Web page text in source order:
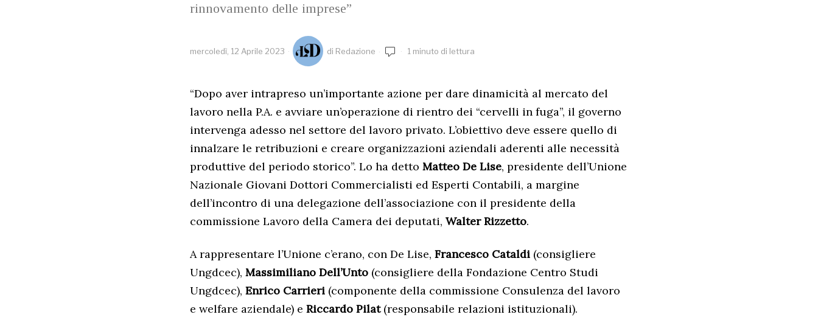
rinnovamento delle imprese”
mercoledì, 12 Aprile 2023 di Redazione 1 minuto di lettura
“Dopo aver intrapreso un’importante azione per dare dinamicità al mercato del
lavoro nella P.A. e avviare un’operazione di rientro dei “cervelli in fuga”, il governo
intervenga adesso nel settore del lavoro privato. L’obiettivo deve essere quello di
innalzare le retribuzioni e creare organizzazioni aziendali aderenti alle necessità
produttive del periodo storico”. Lo ha detto Matteo De Lise, presidente dell’Unione
Nazionale Giovani Dottori Commercialisti ed Esperti Contabili, a margine
dell’incontro di una delegazione dell’associazione con il presidente della
commissione Lavoro della Camera dei deputati, Walter Rizzetto.
A rappresentare l’Unione c’erano, con De Lise, Francesco Cataldi (consigliere
Ungdcec), Massimiliano Dell’Unto (consigliere della Fondazione Centro Studi
Ungdcec), Enrico Carrieri (componente della commissione Consulenza del lavoro
e welfare aziendale) e Riccardo Pilat (responsabile relazioni istituzionali).